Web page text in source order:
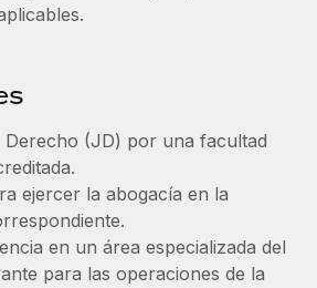
internamente es complicado. Tardas
Derecho (JD) por una facultad
ejercer la abogacía en la
en un área especializada del
para las operaciones de la